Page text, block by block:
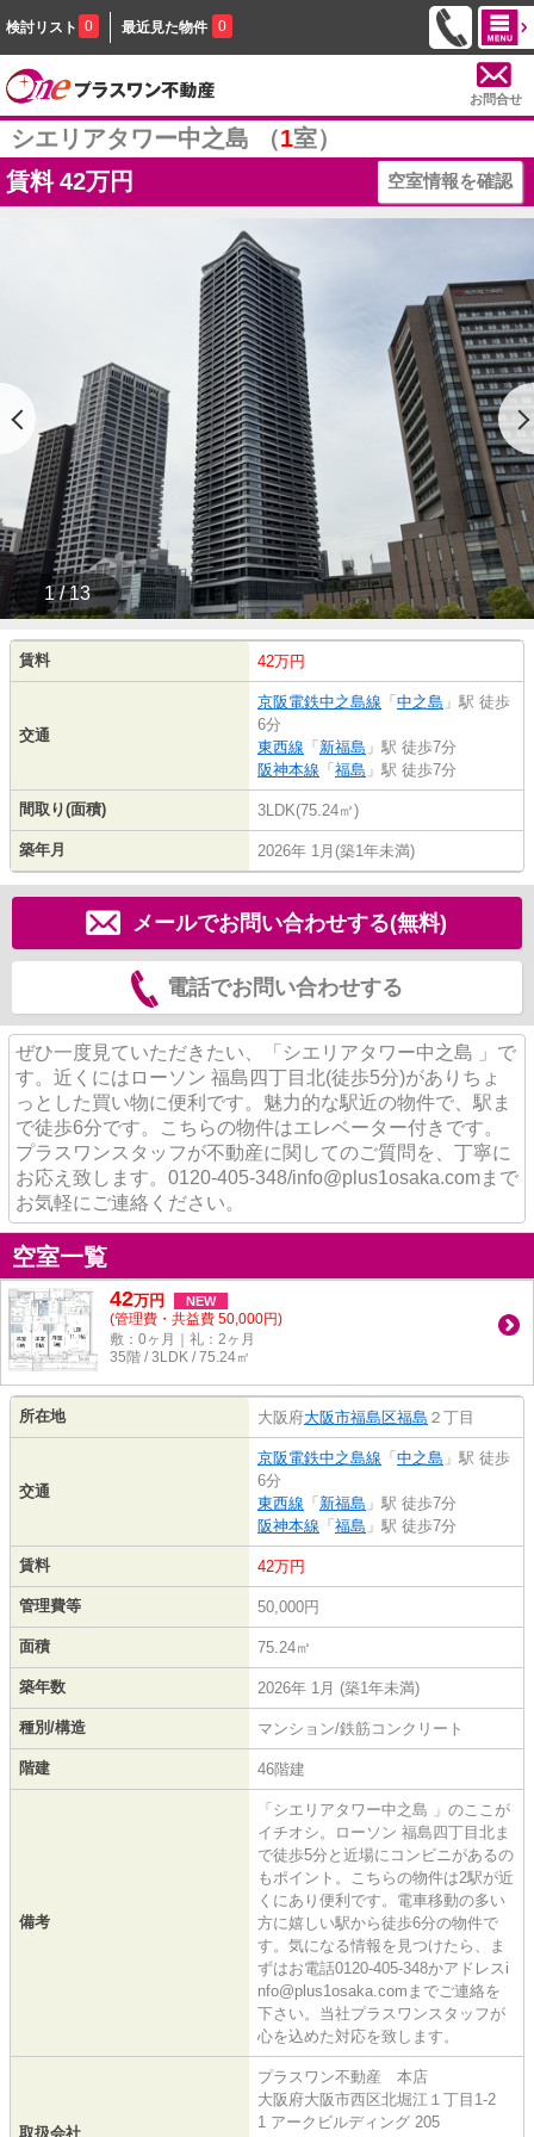
検討リスト 0 最近見た物件 0
お問合せ
シエリアタワー中之島 （1室）
賃料 42万円 空室情報を確認
1 / 13
賃料 42万円
交通
京阪電鉄中之島線 「 中之島 」駅 徒歩
6分
東西線 「 新福島 」駅 徒歩7分
阪神本線 「 福島 」駅 徒歩7分
間取り(面積) 3LDK(75.24㎡)
築年月 2026年 1月(築1年未満)
メールでお問い合わせする(無料)
電話でお問い合わせする
ぜひ一度見ていただきたい、「シエリアタワー中之島 」で
す。近くにはローソン 福島四丁目北(徒歩5分)がありちょ
っとした買い物に便利です。魅力的な駅近の物件で、駅ま
で徒歩6分です。こちらの物件はエレベーター付きです。
プラスワンスタッフが不動産に関してのご質問を、丁寧に
お応え致します。0120-405-348/info@plus1osaka.comまで
お気軽にご連絡ください。
空室一覧
42万円 NEW
(管理費・共益費 50,000円)
敷：0ヶ月｜礼：2ヶ月
35階 / 3LDK / 75.24㎡
所在地 大阪府大阪市福島区福島 ２丁目
交通
京阪電鉄中之島線 「 中之島 」駅 徒歩
6分
東西線 「 新福島 」駅 徒歩7分
阪神本線 「 福島 」駅 徒歩7分
賃料 42万円
管理費等 50,000円
面積 75.24㎡
築年数 2026年 1月 (築1年未満)
種別/構造 マンション/鉄筋コンクリート
階建 46階建
備考
「シエリアタワー中之島 」のここが
イチオシ。ローソン 福島四丁目北ま
で徒歩5分と近場にコンビニがあるの
もポイント。こちらの物件は2駅が近
くにあり便利です。電車移動の多い
方に嬉しい駅から徒歩6分の物件で
す。気になる情報を見つけたら、ま
ずはお電話0120-405-348かアドレスi
nfo@plus1osaka.comまでご連絡を
下さい。当社プラスワンスタッフが
心を込めた対応を致します。
取扱会社
プラスワン不動産 本店
大阪府大阪市西区北堀江１丁目1-2
1 アークビルディング 205